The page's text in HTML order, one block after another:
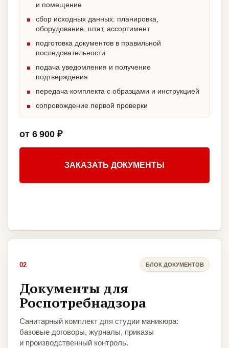
и помещение
сбор исходных данных: планировка,
оборудование, штат, ассортимент
подготовка документов в правильной
последовательности
подача уведомления и получение
подтверждения
передача комплекта с образцами и инструкцией
сопровождение первой проверки
от 6 900 ₽
ЗАКАЗАТЬ ДОКУМЕНТЫ
02 БЛОК ДОКУМЕНТОВ
Документы для
Роспотребнадзора
Санитарный комплект для студии маникюра:
базовые договоры, журналы, приказы
и производственный контроль.